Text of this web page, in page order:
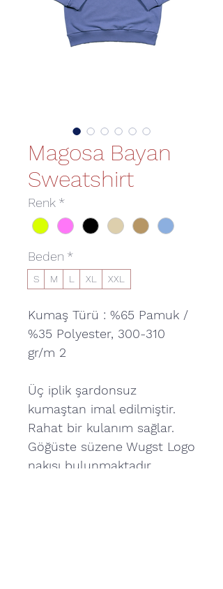
Magosa Bayan
Sweatshirt
Renk *
Beden *
S M L XL XXL
Kumaş Türü : %65 Pamuk /
%35 Polyester, 300-310
gr/m 2
Üç iplik şardonsuz
kumaştan imal edilmiştir.
Rahat bir kulanım sağlar.
Göğüste süzene Wugst Logo
nakışı bulunmaktadır.